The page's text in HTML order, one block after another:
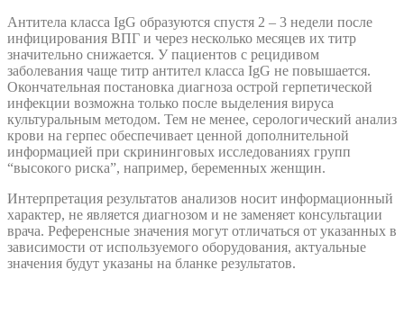
Антитела класса IgG образуются спустя 2 – 3 недели после
инфицирования ВПГ и через несколько месяцев их титр
значительно снижается. У пациентов с рецидивом
заболевания чаще титр антител класса IgG не повышается.
Окончательная постановка диагноза острой герпетической
инфекции возможна только после выделения вируса
культуральным методом. Тем не менее, серологический анализ
крови на герпес обеспечивает ценной дополнительной
информацией при скрининговых исследованиях групп
“высокого риска”, например, беременных женщин.
Интерпретация результатов анализов носит информационный
характер, не является диагнозом и не заменяет консультации
врача. Референсные значения могут отличаться от указанных в
зависимости от используемого оборудования, актуальные
значения будут указаны на бланке результатов.